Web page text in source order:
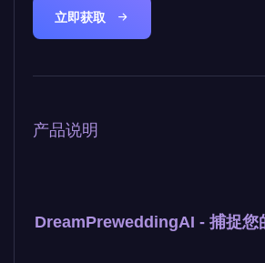
立即获取
产品说明
DreamPreweddingAI - 捕捉您